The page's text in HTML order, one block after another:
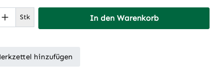
Anzahl: Gib den gewünschten Wert
Stk In den Warenkorb
hinzufügen